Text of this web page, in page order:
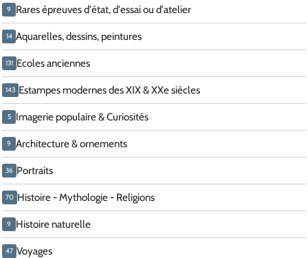
9 Rares épreuves d'état, d'essai ou d'atelier
14 Aquarelles, dessins, peintures
131 Ecoles anciennes
143 Estampes modernes des XIX & XXe siècles
5 Imagerie populaire & Curiosités
9 Architecture & ornements
36 Portraits
70 Histoire - Mythologie - Religions
9 Histoire naturelle
47 Voyages